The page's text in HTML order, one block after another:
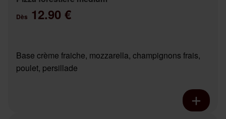
Dès 12.90 €
Base crème fraiche, mozzarella, champignons frais,
poulet, persillade